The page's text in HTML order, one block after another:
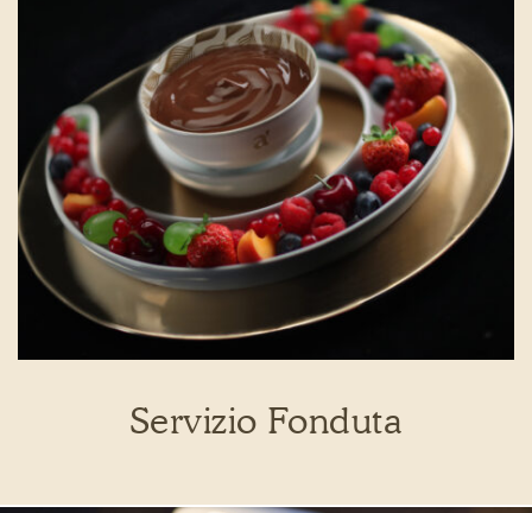
Servizio Fonduta